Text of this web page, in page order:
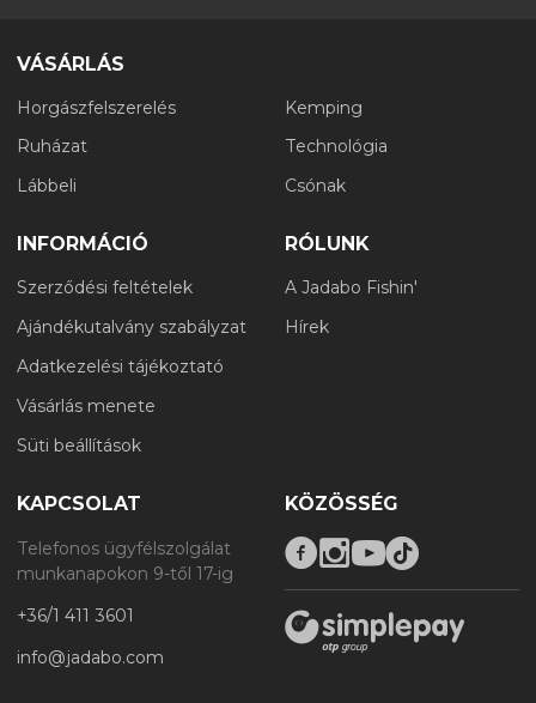
VÁSÁRLÁS
Horgászfelszerelés
Ruházat
Lábbeli
Kemping
Technológia
Csónak
INFORMÁCIÓ
Szerződési feltételek
Ajándékutalvány szabályzat
Adatkezelési tájékoztató
Vásárlás menete
Süti beállítások
RÓLUNK
A Jadabo Fishin'
Hírek
KAPCSOLAT
Telefonos ügyfélszolgálat
munkanapokon 9-től 17-ig
+36/1 411 3601
info@jadabo.com
KÖZÖSSÉG